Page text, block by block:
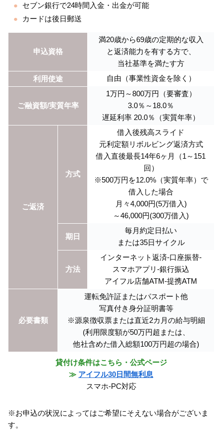
セブン銀行で24時間入金・出金が可能
カードは後日郵送
申込資格
満20歳から69歳の定期的な収入
と返済能力を有する方で、
当社基準を満たす方
利用使途
自由（事業性資金を除く）
ご融資額/実質年率
1万円～800万円（要審査）
3.0％～18.0％
遅延利率 20.0％（実質年率）
ご返済
方式
借入後残高スライド
元利定額リボルビング返済方式
借入直後最長14年6ヶ月（1～151
回）
※500万円を12.0%（実質年率）で
借入した場合
月々4,000円(5万借入)
～46,000円(300万借入)
期日
毎月約定日払い
または35日サイクル
方法
インターネット返済-口座振替-
スマホアプリ-銀行振込
アイフル店舗ATM-提携ATM
必要書類
運転免許証またはパスポート他
写真付き身分証明書等
※源泉徴収票または直近2カ月の給与明細
(利用限度額が50万円超または、
他社含めた借入総額100万円超の場合)
貸付け条件はこちら・公式ページ
≫ アイフル30日間無利息
スマホ-PC対応
※お申込の状況によってはご希望にそえない場合がございま
す。